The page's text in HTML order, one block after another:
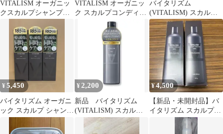
VITALISM オーガニッ
クスカルプシャンプー
ット
VITALISM オーガニッ
ク スカルプコンディシ
ョナー MEN
バイタリズム
(VITALISM) スカルプ
ケア コンディショナー
メンズ
¥5,450
バイタリズム オーガニ
ック スカルプ シャンプ
ー 男性用 3本セット 送
料無料！
¥ 2,200
新品 バイタリズム
(VITALISM) スカルプ
ケア コンディショナ
ー 350ｍ
¥4,500
【新品・未開封品】バ
イタリズム スカルプケ
アコンディショナー メ
ンズ2個セット